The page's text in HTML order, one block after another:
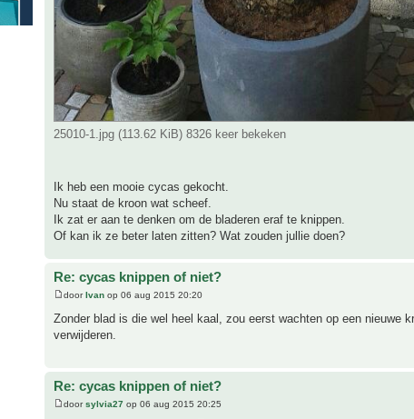
25010-1.jpg (113.62 KiB) 8326 keer bekeken
Ik heb een mooie cycas gekocht.
Nu staat de kroon wat scheef.
Ik zat er aan te denken om de bladeren eraf te knippen.
Of kan ik ze beter laten zitten? Wat zouden jullie doen?
Re: cycas knippen of niet?
doorIvan op 06 aug 2015 20:20
Zonder blad is die wel heel kaal, zou eerst wachten op een nieuwe
verwijderen.
Re: cycas knippen of niet?
doorsylvia27 op 06 aug 2015 20:25